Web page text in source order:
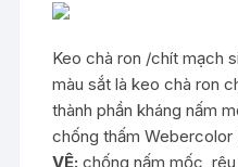
Keo chà ron /chít mạch
màu sắt là keo chà ron
thành phần kháng nấm
chống thấm Webercolor
VỆ: chống nấm mốc,